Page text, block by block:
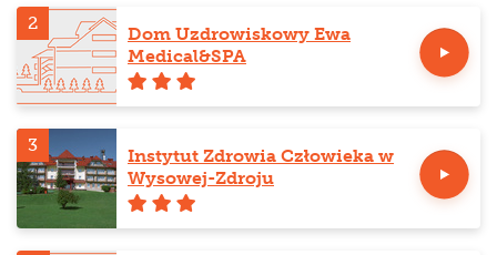
2
Dom Uzdrowiskowy Ewa
Medical&SPA
3
Instytut Zdrowia Człowieka w
Wysowej-Zdroju